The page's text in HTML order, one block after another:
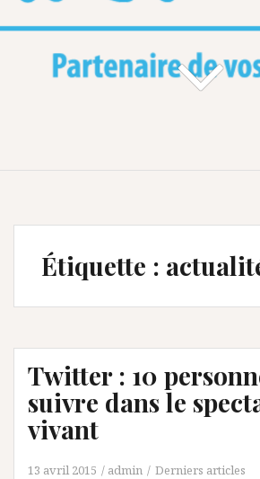
Étiquette :
Twitter : 10
suivre dans le
vivant
13 avril 2015 admin Derniers articles